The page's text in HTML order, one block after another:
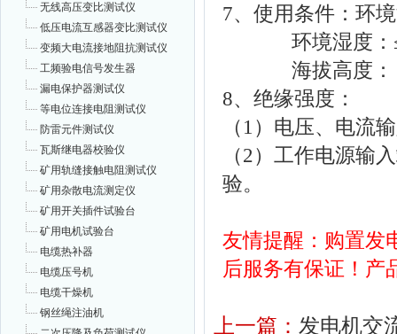
无线高压变比测试仪
低压电流互感器变比测试仪
变频大电流接地阻抗测试仪
工频验电信号发生器
漏电保护器测试仪
等电位连接电阻测试仪
防雷元件测试仪
瓦斯继电器校验仪
矿用轨缝接触电阻测试仪
矿用杂散电流测定仪
矿用开关插件试验台
矿用电机试验台
电缆热补器
电缆压号机
电缆干燥机
钢丝绳注油机
7、使用条件：环
环境湿度：
海拔高度：
8、绝缘强度：
（1）电压、电流
（2）工作电源输
验。
友情提醒：购置发
后服务有保证！产
上一篇： 发电机交